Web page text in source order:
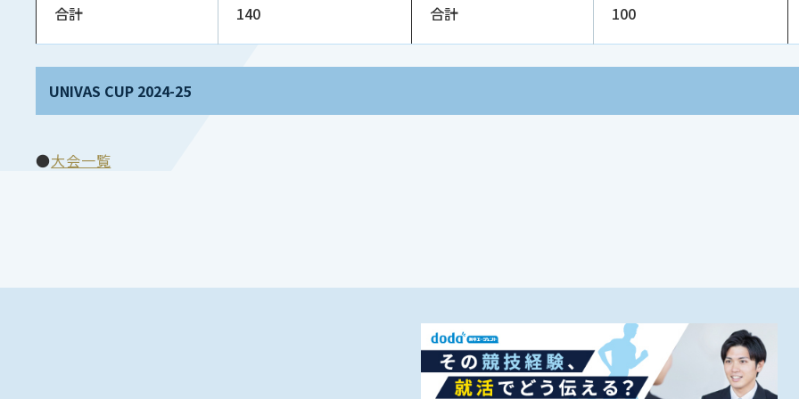
合計 140 合計 100
UNIVAS CUP 2024-25
●大会一覧